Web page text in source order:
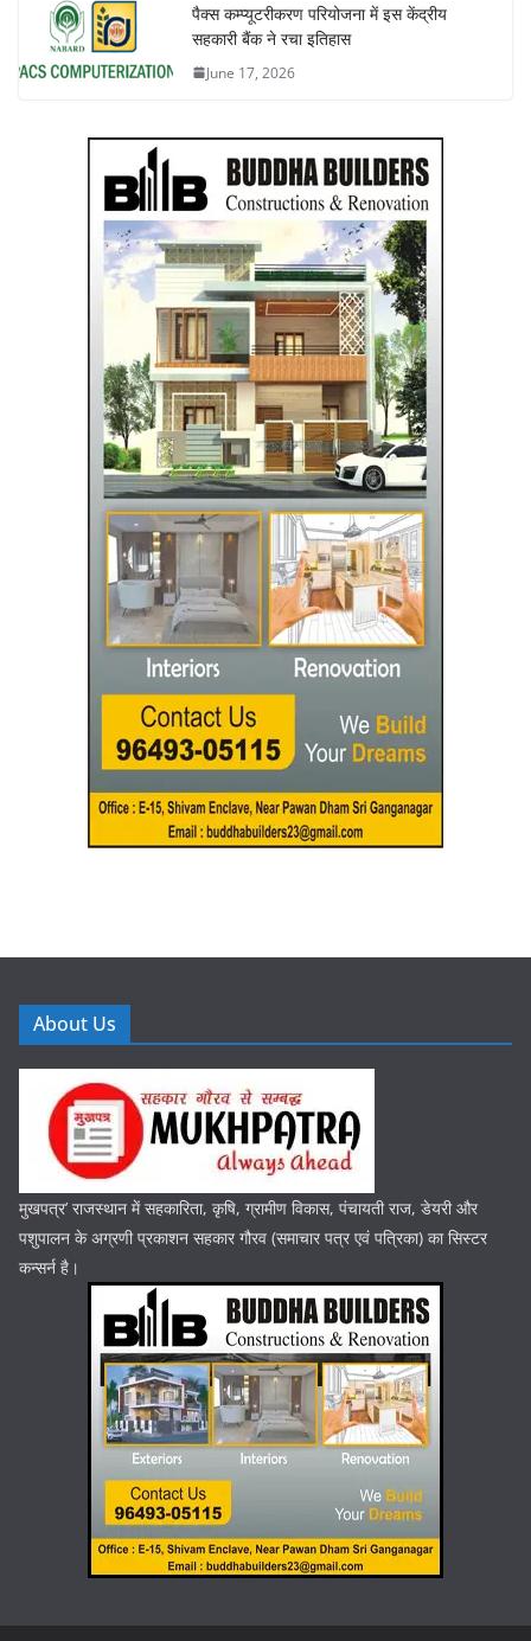
पैक्स कम्प्यूटरीकरण परियोजना में इस केंद्रीय
सहकारी बैंक ने रचा इतिहास
June 17, 2026
About Us
मुखपत्र’ राजस्थान में सहकारिता, कृषि, ग्रामीण विकास, पंचायती राज, डेयरी और
पशुपालन के अग्रणी प्रकाशन सहकार गौरव (समाचार पत्र एवं पत्रिका) का सिस्टर
कन्सर्न है।